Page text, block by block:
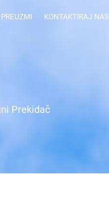
PREUZMI KONTAKTIRAJ NAS
Prekidač